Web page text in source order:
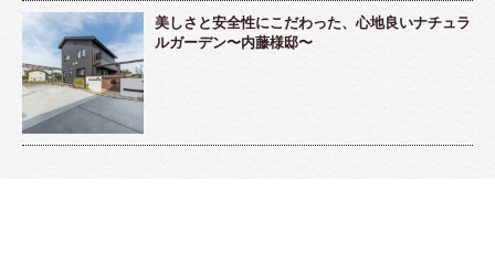
美しさと安全性にこだわった、心地良いナチュラ
ルガーデン〜内藤様邸〜